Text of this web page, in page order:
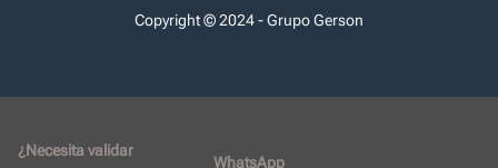
Copyright © 2024 - Grupo Gerson
¿Necesita validar
WhatsApp